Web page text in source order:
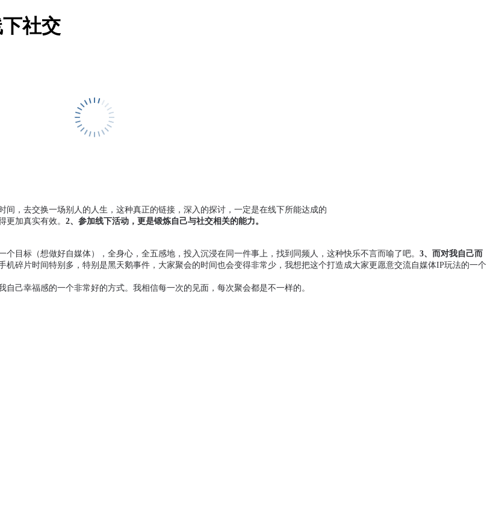
社交
，去交换一场别人的人生，这种真正的链接，深入的探讨，一定是在线下所能达成的
更加真实有效。 2、参加线下活动，更是锻炼自己与社交相关的能力。
目标（想做好自媒体），全身心，全五感地，投入沉浸在同一件事上，找到同频人，这种快乐不言而喻了吧。 3、而对我自己而
机碎片时间特别多，特别是黑天鹅事件，大家聚会的时间也会变得非常少，我想把这个打造成大家更愿意交流自媒体IP玩法的一个
己幸福感的一个非常好的方式。我相信每一次的见面，每次聚会都是不一样的。